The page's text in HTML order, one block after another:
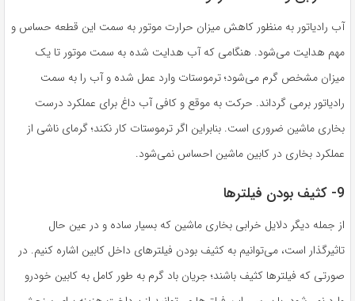
آب رادیاتور به منظور کاهش میزان حرارت موتور به سمت این قطعه حساس و
مهم هدایت می‌شود. هنگامی که آب هدایت شده به سمت موتور تا یک
میزان مشخص گرم می‌شود؛ ترموستات وارد عمل شده و آب را به سمت
رادیاتور برمی گرداند. حرکت به موقع و کافی آب داغ برای عملکرد درست
بخاری ماشین ضروری است. بنابراین اگر ترموستات کار نکند؛ گرمای ناشی از
عملکرد بخاری در کابین ماشین احساس نمی‌شود.
9- کثیف بودن فیلترها
از جمله دیگر دلایل خرابی بخاری ماشین که بسیار ساده و در عین حال
تاثیرگذار است، می‌توانیم به کثیف بودن فیلترهای داخل کابین اشاره کنیم. در
صورتی که فیلترها کثیف باشند؛ جریان باد گرم به طور کامل به کابین خودرو